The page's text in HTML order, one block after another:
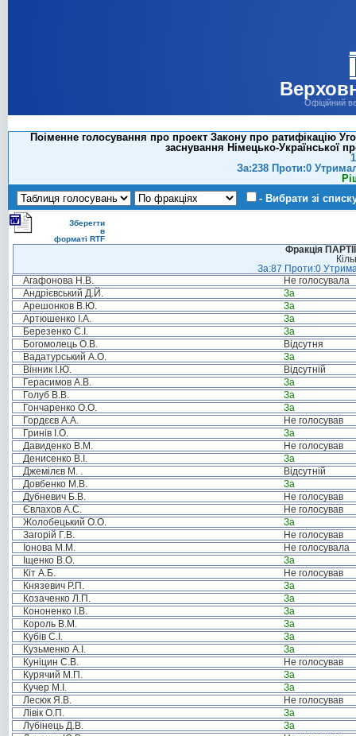
Офіційний
Поіменне голосування про проект Закону про ратифікацію
заснування Німецько-Української
За:238 Проти:0
- Вибрати зі
Зберегти
в
форматі RTF
Фракція
За:87 Проти:0
Агафонова Н.В.
Не голосувала
Андрієвський Д.Й.
За
Арешонков В.Ю.
За
Артюшенко І.А.
За
Березенко С.І.
За
Богомолець О.В.
Відсутня
Вадатурський А.О.
За
Вінник І.Ю.
Відсутній
Герасимов А.В.
За
Голуб В.В.
За
Гончаренко О.О.
За
Гордєєв А.А.
Не голосував
Гринів І.О.
За
Давиденко В.М.
Не голосував
Денисенко В.І.
За
Джемілєв М. .
Відсутній
Довбенко М.В.
За
Дубневич Б.В.
Не голосував
Євлахов А.С.
Не голосував
Жолобецький О.О.
За
Загорій Г.В.
Не голосував
Іонова М.М.
Не голосувала
Іщенко В.О.
За
Кіт А.Б.
Не голосував
Князевич Р.П.
За
Козаченко Л.П.
За
Кононенко І.В.
За
Король В.М.
За
Кубів С.І.
За
Кузьменко А.І.
За
Куніцин С.В.
Не голосував
Курячий М.П.
За
Кучер М.І.
За
Лесюк Я.В.
Не голосував
Лівік О.П.
За
Лубінець Д.В.
За